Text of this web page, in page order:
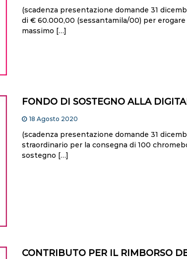
(scadenza presentazione domande 31
di € 60.000,00 (sessantamila/00) per
massimo […]
FONDO DI SOSTEGNO ALLA
18 Agosto 2020
(scadenza presentazione domande 31
straordinario per la consegna di 100
sostegno […]
CONTRIBUTO PER IL RIMBORSO